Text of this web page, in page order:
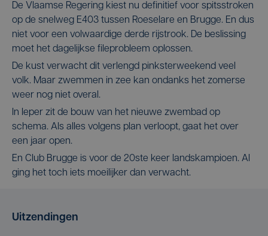
De Vlaamse Regering kiest nu definitief voor spitsstroken
op de snelweg E403 tussen Roeselare en Brugge. En dus
niet voor een volwaardige derde rijstrook. De beslissing
moet het dagelijkse fileprobleem oplossen.
De kust verwacht dit verlengd pinksterweekend veel
volk. Maar zwemmen in zee kan ondanks het zomerse
weer nog niet overal.
In Ieper zit de bouw van het nieuwe zwembad op
schema. Als alles volgens plan verloopt, gaat het over
een jaar open.
En Club Brugge is voor de 20ste keer landskampioen. Al
ging het toch iets moeilijker dan verwacht.
Uitzendingen